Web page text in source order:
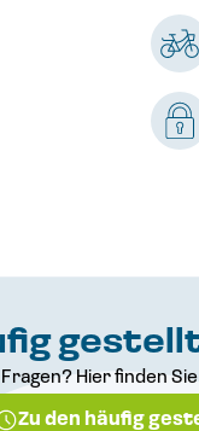
Hier finden
Zu den häufig